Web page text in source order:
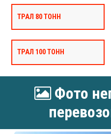
ТРАЛ 80 ТОНН
ТРАЛ 100 ТОНН
Фото